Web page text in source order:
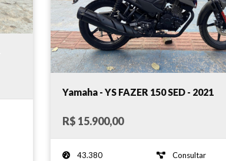
Yamaha - YS FAZER 150 SED - 2021
R$ 15.900,00
43.380
Consultar